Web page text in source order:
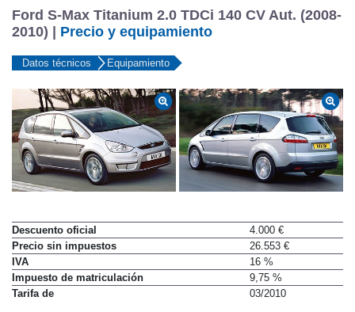
Ford S-Max Titanium 2.0 TDCi 140 CV Aut. (2008-
2010) | Precio y equipamiento
Datos técnicos Equipamiento
Descuento oficial
4.000 €
Precio sin impuestos
26.553 €
IVA
16 %
Impuesto de matriculación
9,75 %
Tarifa de
03/2010